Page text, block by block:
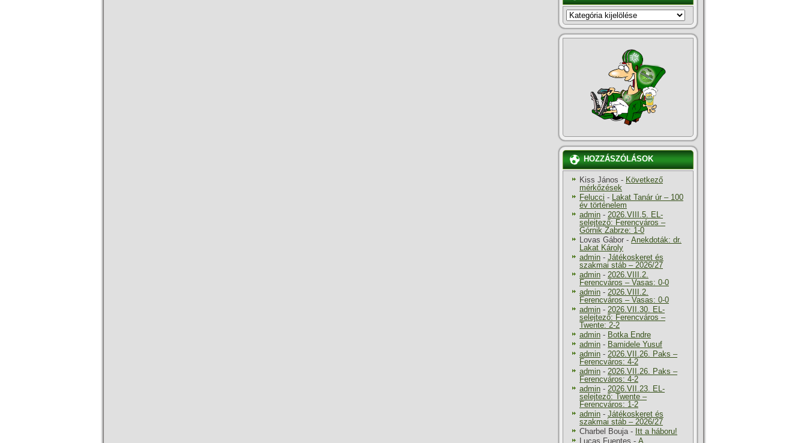
KATEGÓRIÁK
HOZZÁSZÓLÁSOK
Kiss János - Következő
mérkőzések
Felucci - Lakat Tanár úr – 100
év történelem
admin - 2026.VIII.5. EL-
selejtező: Ferencváros –
Górnik Zabrze: 1-0
Lovas Gábor - Anekdoták: dr.
Lakat Károly
admin - Játékoskeret és
szakmai stáb – 2026/27
admin - 2026.VIII.2.
Ferencváros – Vasas: 0-0
admin - 2026.VIII.2.
Ferencváros – Vasas: 0-0
admin - 2026.VII.30. EL-
selejtező: Ferencváros –
Twente: 2-2
admin - Botka Endre
admin - Bamidele Yusuf
admin - 2026.VII.26. Paks –
Ferencváros: 4-2
admin - 2026.VII.26. Paks –
Ferencváros: 4-2
admin - 2026.VII.23. EL-
selejtező: Twente –
Ferencváros: 1-2
admin - Játékoskeret és
szakmai stáb – 2026/27
Charbel Bouja- Itt a háboru!
Lucas Fuentes - A